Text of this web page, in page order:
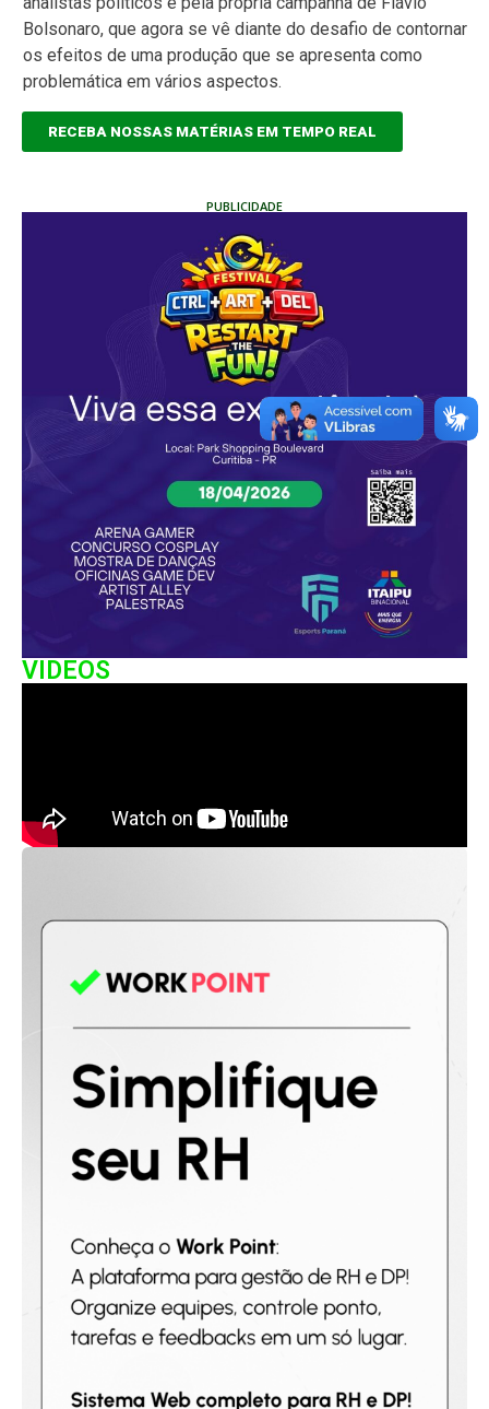
Bolsonaro, que agora se vê diante do desafio de contornar
os efeitos de uma produção que se apresenta como
problemática em vários aspectos.
RECEBA NOSSAS MATÉRIAS EM TEMPO REAL
PUBLICIDADE
VIDEOS